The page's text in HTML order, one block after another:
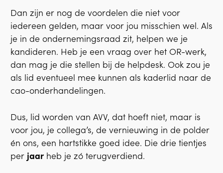
Dan zijn er nog de voordelen die niet voor
iedereen gelden, maar voor jou misschien wel. Als
je in de ondernemingsraad zit, helpen we je
kandideren. Heb je een vraag over het OR-werk,
dan mag je die stellen bij de helpdesk. Ook zou je
als lid eventueel mee kunnen als kaderlid naar de
cao-onderhandelingen.
Dus, lid worden van AVV, dat hoeft niet, maar is
voor jou, je collega’s, de vernieuwing in de polder
én ons, een hartstikke goed idee. Die drie tientjes
per jaar heb je zó terugverdiend.